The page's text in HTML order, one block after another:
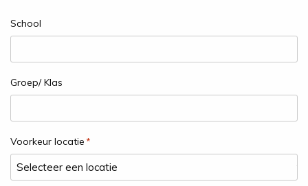
School
Groep/ Klas
Voorkeur locatie *